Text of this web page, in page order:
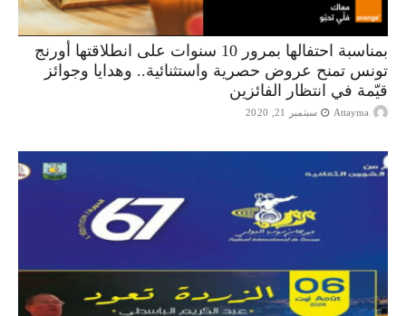
بمناسبة احتفالها بمرور 10 سنوات على انطلاقتها أورنج
تونس تمنح عروض حصرية واستثنائية.. وهدايا وجوائز
قيّمة في انتظار الفائزين
Attayma سبتمبر 21, 2020